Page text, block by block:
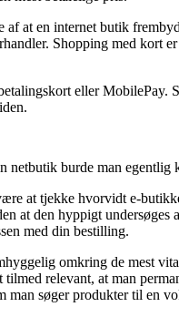
at en internet butik
Shopping med kort
eller
netbutik burde man egentlig
at tjekke hvorvidt e-
at den hyppigt
med din bestilling.
omkring de mest
tilmed relevant, at man
søger produkter til en